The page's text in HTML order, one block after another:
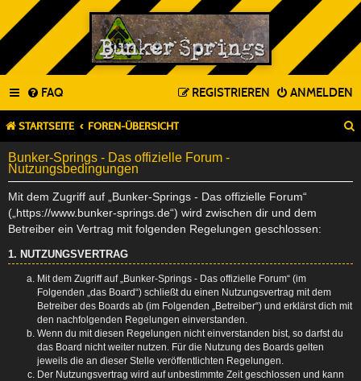
FAQ ANMELDEN
REGISTRIEREN
STARTSEITE FOREN-ÜBERSICHT
Bunker-Springs - Das offizielle Forum -
Nutzungsbedingungen
Mit dem Zugriff auf „Bunker-Springs - Das offizielle Forum“
(„https://www.bunker-springs.de“) wird zwischen dir und dem
Betreiber ein Vertrag mit folgenden Regelungen geschlossen:
1. NUTZUNGSVERTRAG
Mit dem Zugriff auf „Bunker-Springs - Das offizielle Forum“ (im
Folgenden „das Board“) schließt du einen Nutzungsvertrag mit dem
Betreiber des Boards ab (im Folgenden „Betreiber“) und erklärst dich mit
den nachfolgenden Regelungen einverstanden.
Wenn du mit diesen Regelungen nicht einverstanden bist, so darfst du
das Board nicht weiter nutzen. Für die Nutzung des Boards gelten
jeweils die an dieser Stelle veröffentlichten Regelungen.
Der Nutzungsvertrag wird auf unbestimmte Zeit geschlossen und kann